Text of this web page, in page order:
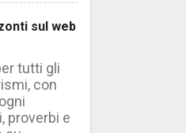
sul web
tutti gli
con
proverbi e